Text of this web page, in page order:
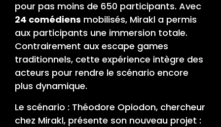
pour pas moins de 650 participants. Avec
24 comédiens mobilisés, Mirakl a permis
aux participants une immersion totale.
Contrairement aux escape games
traditionnels, cette expérience intègre des
acteurs pour rendre le scénario encore
plus dynamique.
Le scénario : Théodore Opiodon, chercheur
chez Mirakl, présente son nouveau projet :